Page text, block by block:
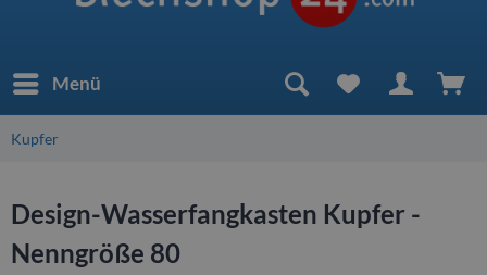
Menü
Kupfer
Design-Wasserfangkasten Kupfer -
Nenngröße 80